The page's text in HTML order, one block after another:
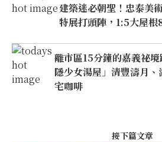
建築迷必朝聖！忠泰美
特展打頭陣，1:5大屋
離市區15分鐘的嘉義祕
隱少女湯屋」清豐濤月
宅咖啡
接下篇文章